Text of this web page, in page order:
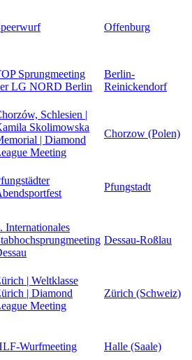
Offenburg
Sprungmeeting
LG NORD Berlin
Berlin-
Reinickendorf
Schlesien |
Skolimowska
| Diamond
Meeting
Chorzow (Polen)
Pfungstadt
Internationales
Dessau-Roßlau
| Weltklasse
| Diamond
Meeting
Zürich (Schweiz)
Wurfmeeting Halle (Saale)